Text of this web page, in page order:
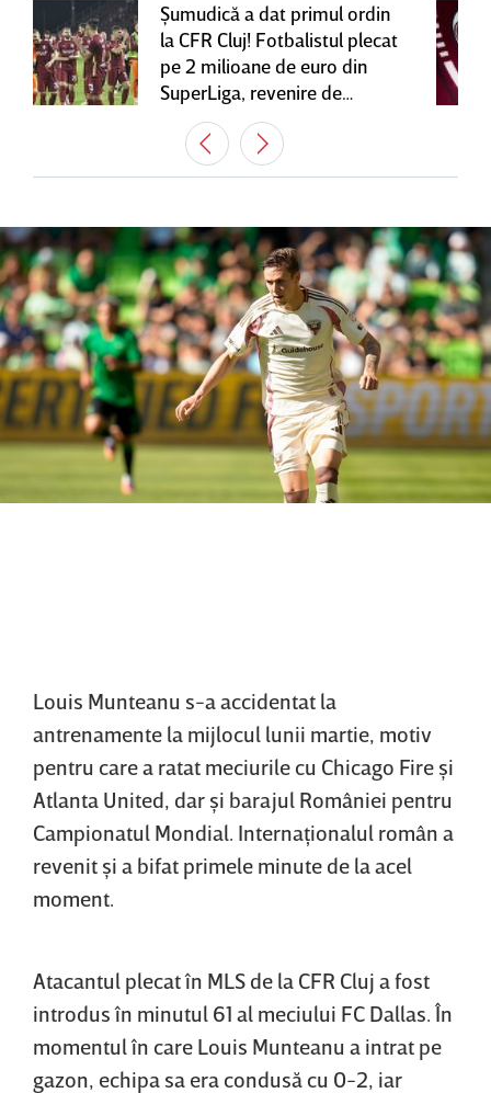
Şumudică a dat primul ordin
la CFR Cluj! Fotbalistul plecat
pe 2 milioane de euro din
SuperLiga, revenire de
senzaţie în Gruia
Louis Munteanu s-a accidentat la
antrenamente la mijlocul lunii martie, motiv
pentru care a ratat meciurile cu Chicago Fire şi
Atlanta United, dar şi barajul României pentru
Campionatul Mondial. Internaţionalul român a
revenit şi a bifat primele minute de la acel
moment.
Atacantul plecat în MLS de la CFR Cluj a fost
introdus în minutul 61 al meciului FC Dallas. În
momentul în care Louis Munteanu a intrat pe
gazon, echipa sa era condusă cu 0-2, iar